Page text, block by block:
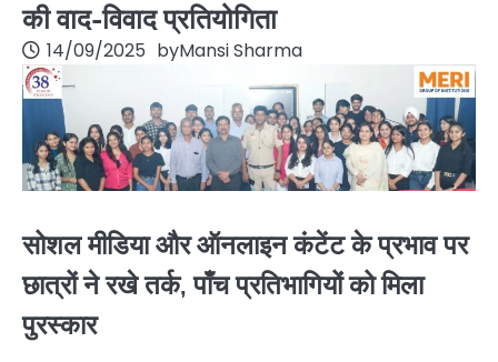
की वाद-विवाद प्रतियोगिता
14/09/2025 byMansi Sharma
सोशल मीडिया और ऑनलाइन कंटेंट के प्रभाव पर
छात्रों ने रखे तर्क, पाँच प्रतिभागियों को मिला
पुरस्कार